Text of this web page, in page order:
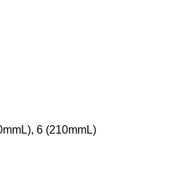
6 (210mmL)